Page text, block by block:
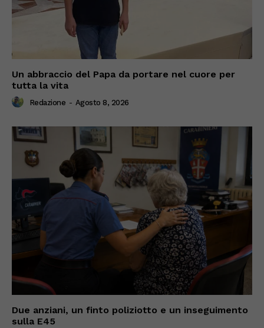
Un abbraccio del Papa da portare nel cuore per
tutta la vita
Redazione - Agosto 8, 2026
Due anziani, un finto poliziotto e un inseguimento
sulla E45